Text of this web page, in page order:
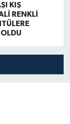
KIŞ
RENKLİ